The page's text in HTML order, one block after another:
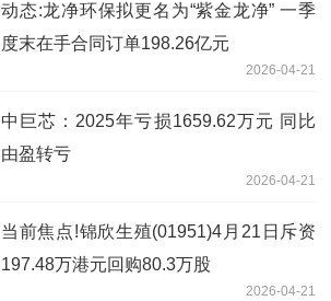
动态:龙净环保拟更名为“紫金龙净” 一季
度末在手合同订单198.26亿元
2026-04-21
中巨芯：2025年亏损1659.62万元 同比
由盈转亏
2026-04-21
当前焦点!锦欣生殖(01951)4月21日斥资
197.48万港元回购80.3万股
2026-04-21